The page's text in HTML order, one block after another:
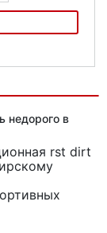
недорого в
rst dirt